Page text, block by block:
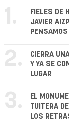
1.
FIELES DE
JAVIER
2.
CIERRA
Y YA SE
LUGAR
3.
EL
TUITERA
LOS